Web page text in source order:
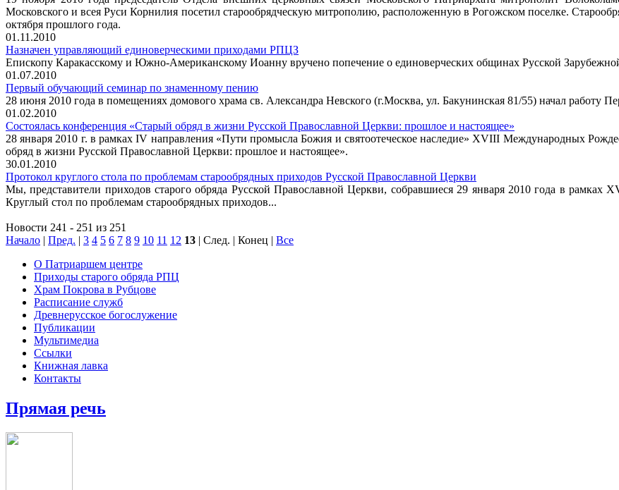
Московского и всея Руси Корнилия посетил старообрядческую митрополию, расположенную в Рогожском поселке.
октября прошлого года.
01.11.2010
Назначен управляющий единоверческими приходами РПЦЗ
Епископу Каракасскому и Южно-Американскому Иоанну вручено попечение о единоверческих общинах Русской
01.07.2010
Первый обучающий семинар по знаменному пению
28 июня 2010 года в помещениях домового храма св. Александра Невского (г.Москва, ул. Бакунинская 81/55) начал
01.02.2010
Состоялась конференция «Старый обряд в жизни Русской Православной Церкви: прошлое и настоящее»
28 января 2010 г. в рамках IV направления «Пути промысла Божия и святоотеческое наследие» XVIII Международных
обряд в жизни Русской Православной Церкви: прошлое и настоящее».
30.01.2010
Протокол круглого стола по проблемам старообрядных приходов Русской Православной Церкви
Мы, представители приходов старого обряда Русской Православной Церкви, собравшиеся 29 января 2010 года в рамках
Круглый стол по проблемам старообрядных приходов...
Новости 241 - 251 из 251
Начало | Пред. | 3 4 5 6 7 8 9 10 11 12 13 | След. | Конец | Все
О Патриаршем центре
Приходы старого обряда РПЦ
Храм Покрова в Рубцове
Расписание служб
Древнерусское богослужение
Публикации
Мультимедиа
Ссылки
Книжная лавка
Контакты
Прямая речь